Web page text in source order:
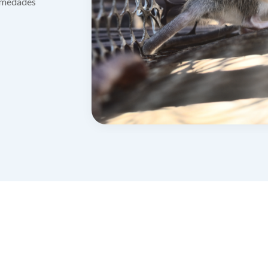
en todas las etapas de la mujer. Salud auditiva y
para huesos, músculos y articulaciones.
Urología General
Especialistas en riñones,
integral de enfermedades digestivas.
Todas las
Listado completo de
para todas las edades.
Maternidad
Cuidado integral para mamá y bebé.